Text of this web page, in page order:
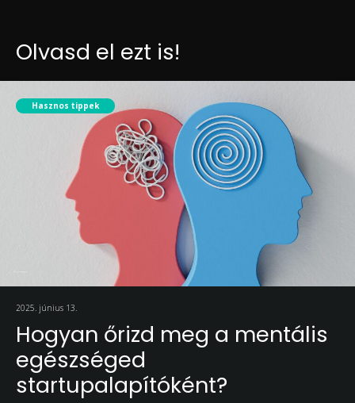
Olvasd el ezt is!
Hasznos tippek
2025. június 13.
Hogyan őrizd meg a mentális
egészséged
startupalapítóként?